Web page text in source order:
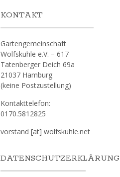
KONTAKT
Gartengemeinschaft
Wolfskuhle e.V. – 617
Tatenberger Deich 69a
21037 Hamburg
(keine Postzustellung)
Kontakttelefon:
0170.5812825
vorstand [at] wolfskuhle.net
DATENSCHUTZERKLÄRUNG